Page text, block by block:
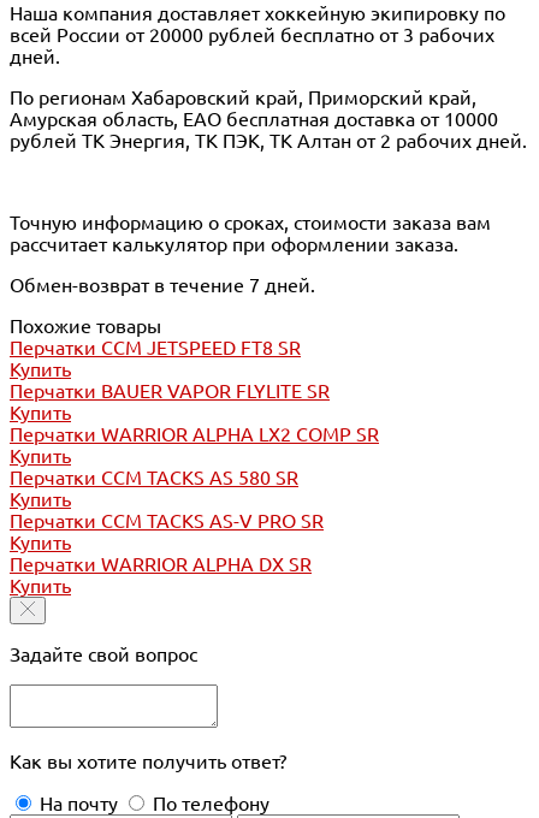
Наша компания доставляет хоккейную экипировку по
всей России от 20000 рублей бесплатно от 3 рабочих
дней.
По регионам Хабаровский край, Приморский край,
Амурская область, ЕАО бесплатная доставка от 10000
рублей ТК Энергия, ТК ПЭК, ТК Алтан от 2 рабочих дней.
Точную информацию о сроках, стоимости заказа вам
рассчитает калькулятор при оформлении заказа.
Обмен-возврат в течение 7 дней.
Похожие товары
Перчатки CCM JETSPEED FT8 SR
Купить
Перчатки BAUER VAPOR FLYLITE SR
Купить
Перчатки WARRIOR ALPHA LX2 COMP SR
Купить
Перчатки CCM TACKS AS 580 SR
Купить
Перчатки CCM TACKS AS-V PRO SR
Купить
Перчатки WARRIOR ALPHA DX SR
Купить
Задайте свой вопрос
Как вы хотите получить ответ?
На почту
По телефону